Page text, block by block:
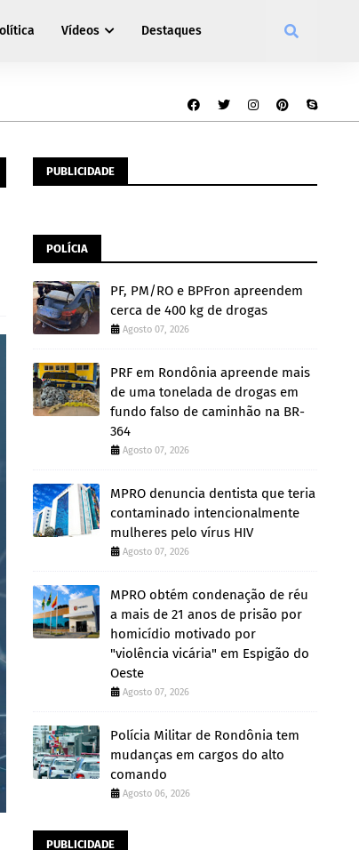
Vídeos Destaques
PUBLICIDADE
POLÍCIA
PF, PM/RO e BPFron apreendem
cerca de 400 kg de drogas
Agosto 07, 2026
PRF em Rondônia apreende mais
de uma tonelada de drogas em
fundo falso de caminhão na BR-
364
Agosto 07, 2026
MPRO denuncia dentista que teria
contaminado intencionalmente
mulheres pelo vírus HIV
Agosto 07, 2026
MPRO obtém condenação de réu
a mais de 21 anos de prisão por
homicídio motivado por
"violência vicária" em Espigão do
Oeste
Agosto 07, 2026
Polícia Militar de Rondônia tem
mudanças em cargos do alto
comando
Agosto 06, 2026
PUBLICIDADE